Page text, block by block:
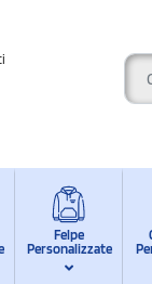
Felpe
Personalizzate